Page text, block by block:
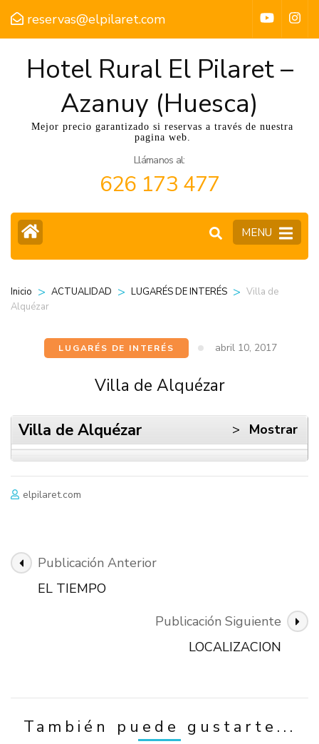
reservas@elpilaret.com
Hotel Rural El Pilaret –
Azanuy (Huesca)
Mejor precio garantizado si reservas a través de nuestra
pagina web.
Llámanos al:
626 173 477
MENU
Inicio > ACTUALIDAD > LUGARÉS DE INTERÉS > Villa de
Alquézar
LUGARÉS DE INTERÉS abril 10, 2017
Villa de Alquézar
Villa de Alquézar > Mostrar
elpilaret.com
Navegación
de
Publicación
Publicación Anterior
EL TIEMPO
Publicación Siguiente
LOCALIZACION
También puede gustarte...